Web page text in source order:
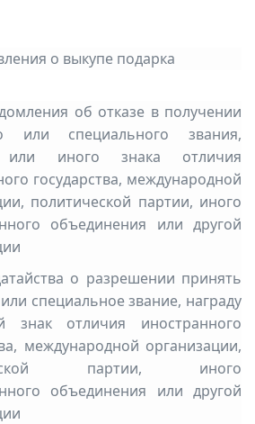
о выкупе подарка
об отказе в получении
или специального звания,
или иного знака отличия
государства, международной
политической партии, иного
объединения или другой
о разрешении принять
специальное звание, награду
знак отличия иностранного
международной организации,
партии, иного
объединения или другой